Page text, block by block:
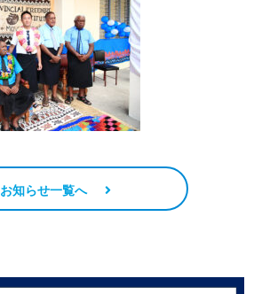
お知らせ一覧へ